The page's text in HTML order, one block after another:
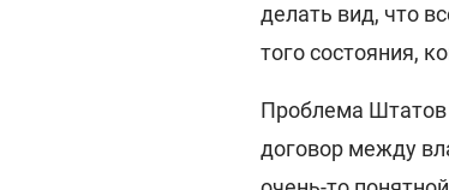
делать вид, что
того состояния,
Проблема Штатов
договор между